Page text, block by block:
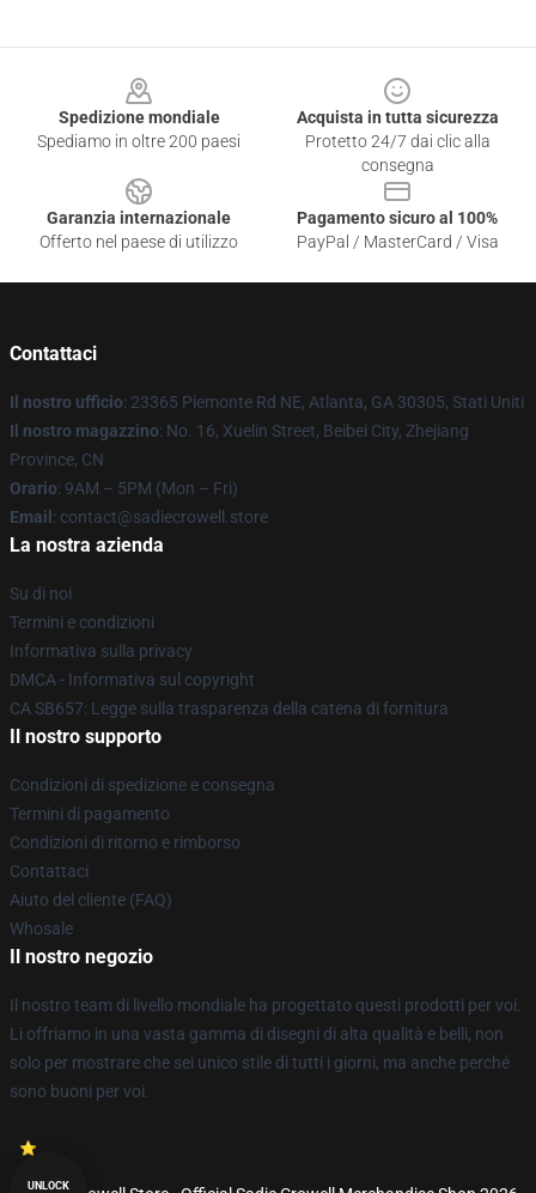
Spedizione mondiale
Spediamo in oltre 200 paesi
Acquista in tutta sicurezza
Protetto 24/7 dai clic alla
consegna
Garanzia internazionale
Offerto nel paese di utilizzo
Pagamento sicuro al 100%
PayPal / MasterCard / Visa
Contattaci
Il nostro ufficio: 23365 Piemonte Rd NE, Atlanta, GA 30305, Stati Uniti
Il nostro magazzino: No. 16, Xuelin Street, Beibei City, Zhejiang
Province, CN
Orario: 9AM – 5PM (Mon – Fri)
Email : contact@sadiecrowell.store
La nostra azienda
Su di noi
Termini e condizioni
Informativa sulla privacy
DMCA - Informativa sul copyright
CA SB657: Legge sulla trasparenza della catena di fornitura
Il nostro supporto
Condizioni di spedizione e consegna
Termini di pagamento
Condizioni di ritorno e rimborso
Contattaci
Aiuto del cliente (FAQ)
Whosale
Il nostro negozio
Il nostro team di livello mondiale ha progettato questi prodotti per voi.
Li offriamo in una vasta gamma di disegni di alta qualità e belli, non
solo per mostrare che sei unico stile di tutti i giorni, ma anche perché
sono buoni per voi.
UNLOCK